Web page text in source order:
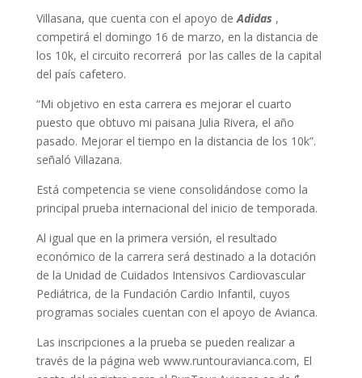
Villasana, que cuenta con el apoyo deAdidas ,
competirá el domingo 16 de marzo, en la distancia de
los 10k, el circuito recorrerá por las calles de la capital
del país cafetero.
“Mi objetivo en esta carrera es mejorar el cuarto
puesto que obtuvo mi paisana Julia Rivera, el año
pasado. Mejorar el tiempo en la distancia de los 10k”.
señaló Villazana.
Está competencia se viene consolidándose como la
principal prueba internacional del inicio de temporada.
Al igual que en la primera versión, el resultado
económico de la carrera será destinado a la dotación
de la Unidad de Cuidados Intensivos Cardiovascular
Pediátrica, de la Fundación Cardio Infantil, cuyos
programas sociales cuentan con el apoyo de Avianca.
Las inscripciones a la prueba se pueden realizar a
través de la página web www.runtouravianca.com, El